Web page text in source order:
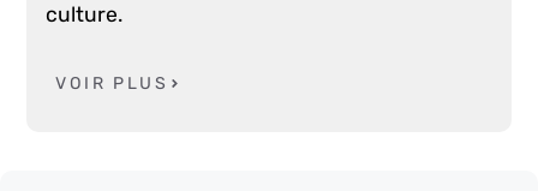
culture.
VOIR PLUS